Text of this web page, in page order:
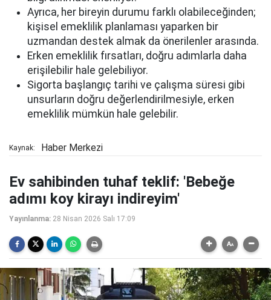
Ayrıca, her bireyin durumu farklı olabileceğinden;
kişisel emeklilik planlaması yaparken bir
uzmandan destek almak da önerilenler arasında.
Erken emeklilik fırsatları, doğru adımlarla daha
erişilebilir hale gelebiliyor.
Sigorta başlangıç tarihi ve çalışma süresi gibi
unsurların doğru değerlendirilmesiyle, erken
emeklilik mümkün hale gelebilir.
Kaynak: Haber Merkezi
Ev sahibinden tuhaf teklif: 'Bebeğe
adımı koy kirayı indireyim'
Yayınlanma: 28 Nisan 2026 Salı 17:09